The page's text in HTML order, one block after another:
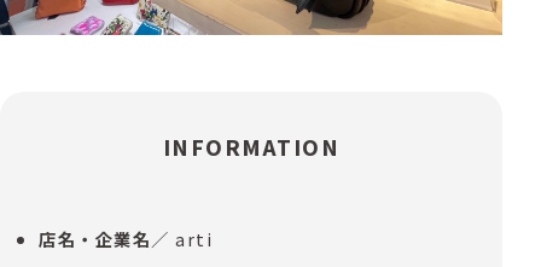
INFORMATION
店名・企業名／ arti